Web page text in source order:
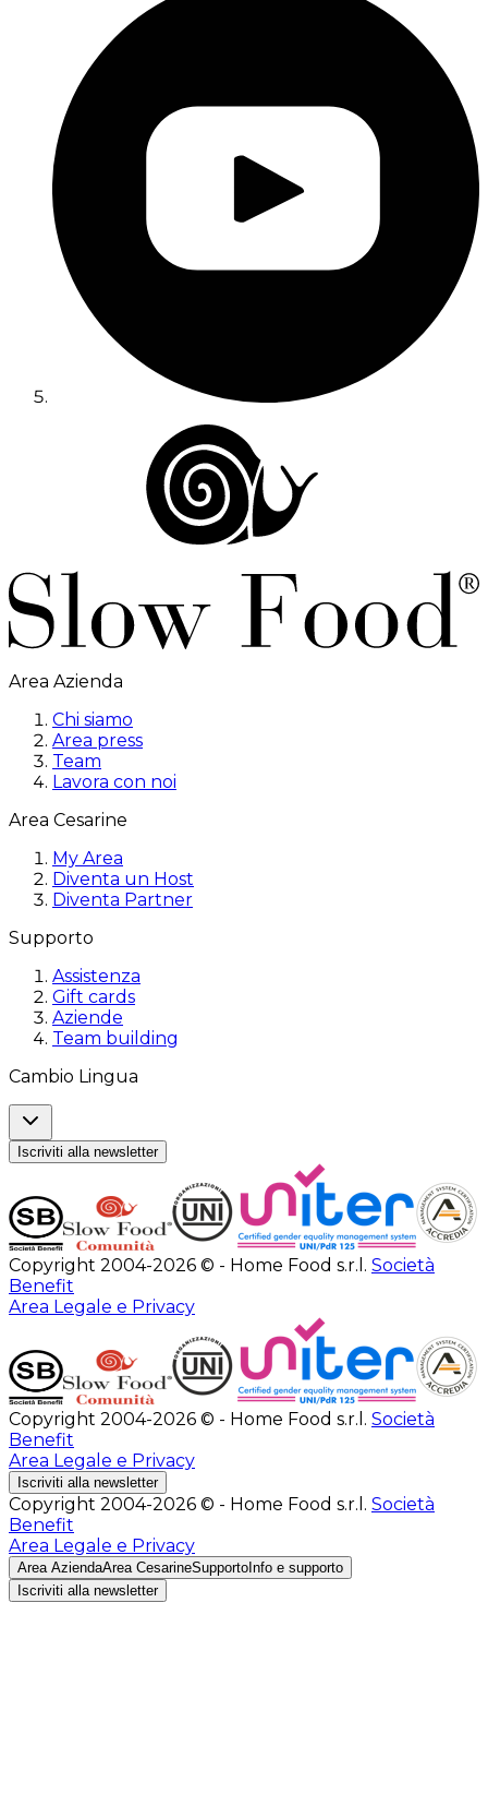
Area Azienda
Chi siamo
Area press
Team
Lavora con noi
Area Cesarine
My Area
Diventa un Host
Diventa Partner
Supporto
Assistenza
Gift cards
Aziende
Team building
Cambio Lingua
Iscriviti alla newsletter
Copyright 2004-2026 © - Home Food s.r.l. Società
Benefit
Area Legale e Privacy
Copyright 2004-2026 © - Home Food s.r.l. Società
Benefit
Area Legale e Privacy
Iscriviti alla newsletter
Copyright 2004-2026 © - Home Food s.r.l. Società
Benefit
Area Legale e Privacy
Area AziendaArea CesarineSupporto Info e supporto
Iscriviti alla newsletter